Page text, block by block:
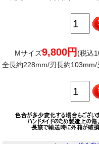
Mサイズ9,800円(税込
全長約228mm/刃長約